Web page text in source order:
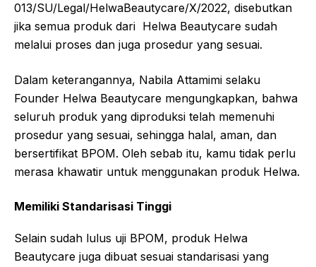
013/SU/Legal/HelwaBeautycare/X/2022, disebutkan
jika semua produk dari Helwa Beautycare sudah
melalui proses dan juga prosedur yang sesuai.
Dalam keterangannya, Nabila Attamimi selaku
Founder Helwa Beautycare mengungkapkan, bahwa
seluruh produk yang diproduksi telah memenuhi
prosedur yang sesuai, sehingga halal, aman, dan
bersertifikat BPOM. Oleh sebab itu, kamu tidak perlu
merasa khawatir untuk menggunakan produk Helwa.
Memiliki Standarisasi Tinggi
Selain sudah lulus uji BPOM, produk Helwa
Beautycare juga dibuat sesuai standarisasi yang